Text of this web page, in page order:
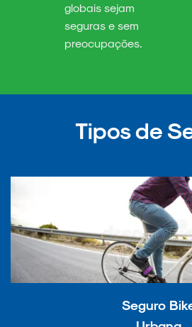
globais sejam
seguras e sem
preocupações.
Tipos de
Seguro